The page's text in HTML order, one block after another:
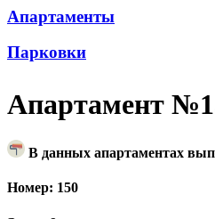
Апартаменты
Парковки
Апартамент
В данных апартаментах
Номер: 150